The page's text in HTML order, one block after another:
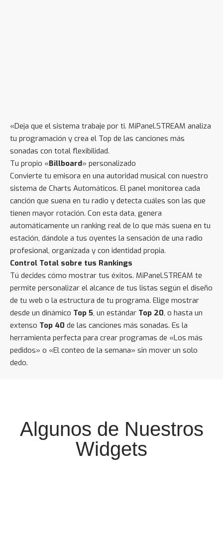
«Deja que el sistema trabaje por ti. MiPanel.STREAM analiza
tu programación y crea el Top de las canciones más
sonadas con total flexibilidad.
Tu propio «Billboard» personalizado
Convierte tu emisora en una autoridad musical con nuestro
sistema de Charts Automáticos. El panel monitorea cada
canción que suena en tu radio y detecta cuáles son las que
tienen mayor rotación. Con esta data, genera
automáticamente un ranking real de lo que más suena en tu
estación, dándole a tus oyentes la sensación de una radio
profesional, organizada y con identidad propia.
Control Total sobre tus Rankings
Tú decides cómo mostrar tus éxitos. MiPanel.STREAM te
permite personalizar el alcance de tus listas según el diseño
de tu web o la estructura de tu programa. Elige mostrar
desde un dinámico Top 5, un estándar Top 20, o hasta un
extenso Top 40 de las canciones más sonadas. Es la
herramienta perfecta para crear programas de «Los más
pedidos» o «El conteo de la semana» sin mover un solo
dedo.
Algunos de Nuestros
Widgets